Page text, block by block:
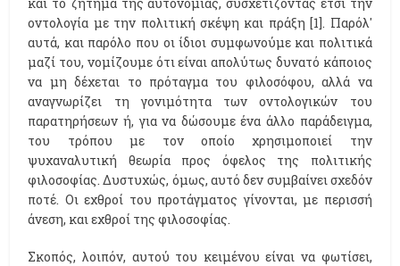
οντολογία με την πολιτική σκέψη και πράξη [1]. Παρόλ'
αυτά, και παρόλο που οι ίδιοι συμφωνούμε και πολιτικά
μαζί του, νομίζουμε ότι είναι απολύτως δυνατό κάποιος
να μη δέχεται το πρόταγμα του φιλοσόφου, αλλά να
αναγνωρίζει τη γονιμότητα των οντολογικών του
παρατηρήσεων ή, για να δώσουμε ένα άλλο παράδειγμα,
του τρόπου με τον οποίο χρησιμοποιεί την
ψυχαναλυτική θεωρία προς όφελος της πολιτικής
φιλοσοφίας. Δυστυχώς, όμως, αυτό δεν συμβαίνει σχεδόν
ποτέ. Οι εχθροί του προτάγματος γίνονται, με περισσή
άνεση, και εχθροί της φιλοσοφίας.
Σκοπός, λοιπόν, αυτού του κειμένου είναι να φωτίσει,